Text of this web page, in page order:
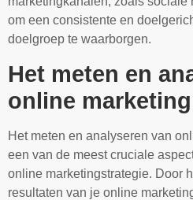
om een consistente en
doelgroep te waarborgen.
Het meten en
online
Het meten en analyseren van
een van de meest cruciale
online marketingstrategie. Door
resultaten van je online